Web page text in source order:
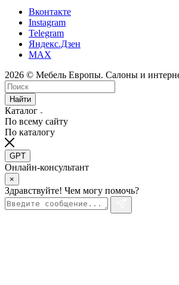
Вконтакте
Instagram
Telegram
Яндекс.Дзен
MAX
2026 © Мебель Европы. Салоны и
Найти
Каталог
По всему сайту
По каталогу
GPT
Онлайн-консультант
×
Здравствуйте! Чем могу помочь?